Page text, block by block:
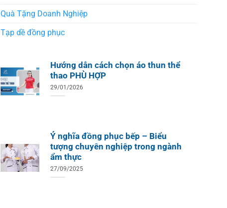
Quà Tặng Doanh Nghiệp
Tạp dề đồng phục
Hướng dẫn cách chọn áo thun thể
thao PHÙ HỢP
29/01/2026
Ý nghĩa đồng phục bếp – Biểu
tượng chuyên nghiệp trong ngành
ẩm thực
27/09/2025